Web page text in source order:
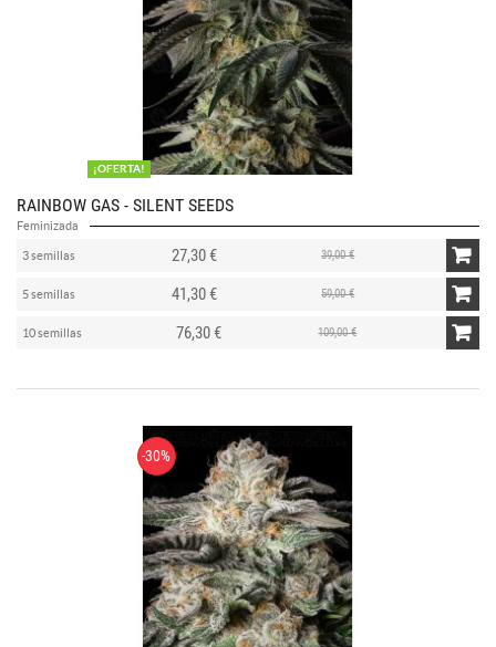
¡OFERTA!
RAINBOW GAS - SILENT SEEDS
Feminizada
3 semillas 27,30 € 39,00 €
5 semillas 41,30 € 59,00 €
10 semillas 76,30 € 109,00 €
-30%